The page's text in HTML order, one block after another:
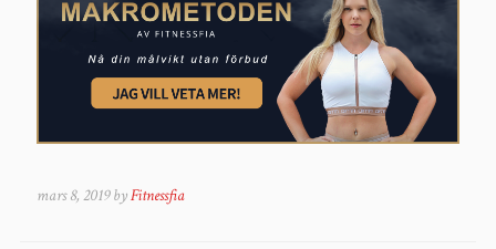
mars 8, 2019 byFitnessfia